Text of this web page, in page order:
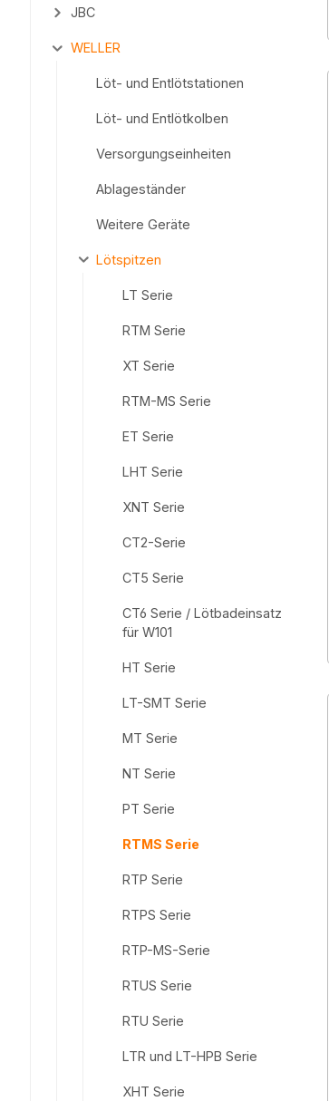
JBC
WELLER
Löt- und Entlötstationen
Löt- und Entlötkolben
Versorgungseinheiten
Ablageständer
Weitere Geräte
Lötspitzen
LT Serie
RTM Serie
XT Serie
RTM-MS Serie
ET Serie
LHT Serie
XNT Serie
CT2-Serie
CT5 Serie
CT6 Serie / Lötbadeinsatz
für W101
HT Serie
LT-SMT Serie
MT Serie
NT Serie
PT Serie
RTMS Serie
RTP Serie
RTPS Serie
RTP-MS-Serie
RTUS Serie
RTU Serie
LTR und LT-HPB Serie
XHT Serie